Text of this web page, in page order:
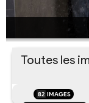
Toutes les
82 IMAGES